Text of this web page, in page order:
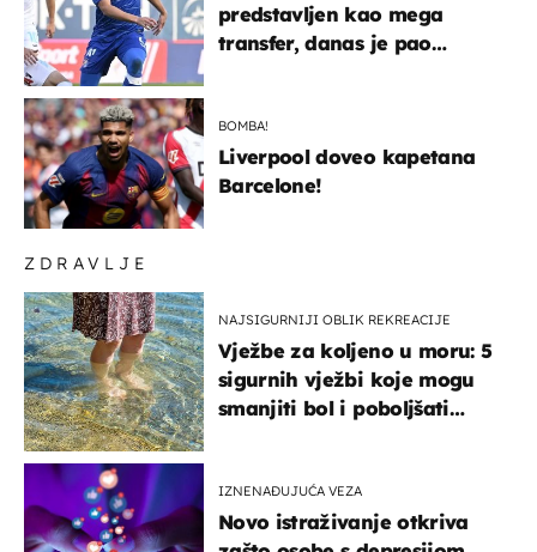
ZDRAVLJE
NAJSIGURNIJI OBLIK REKREACIJE
Vježbe za koljeno u moru: 5
sigurnih vježbi koje mogu
smanjiti bol i poboljšati
IZNENAĐUJUĆA VEZA
Novo istraživanje otkriva
predstavljen kao mega
transfer, danas je pao
BOMBA!
Liverpool doveo kapetana
Barcelone!